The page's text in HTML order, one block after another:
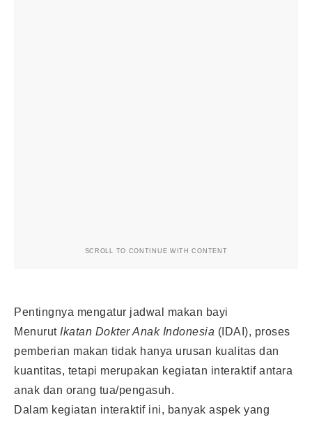
SCROLL TO CONTINUE WITH CONTENT
Pentingnya mengatur jadwal makan bayi
Menurut Ikatan Dokter Anak Indonesia (IDAI), proses
pemberian makan tidak hanya urusan kualitas dan
kuantitas, tetapi merupakan kegiatan interaktif antara
anak dan orang tua/pengasuh.
Dalam kegiatan interaktif ini, banyak aspek yang